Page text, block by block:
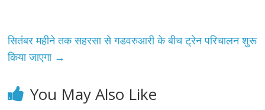
सितंबर महीने तक सहरसा से गडवरुआरी के बीच ट्रेन परिचालन शुरू
किया जाएगा →
You May Also Like